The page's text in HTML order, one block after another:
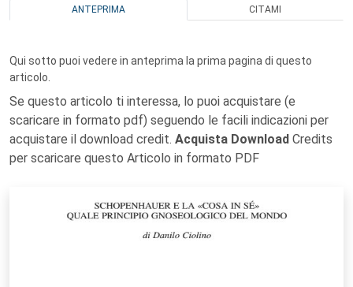
ANTEPRIMA CITAMI
Qui sotto puoi vedere in anteprima la prima pagina di questo
articolo.
Se questo articolo ti interessa, lo puoi acquistare (e
scaricare in formato pdf) seguendo le facili indicazioni per
acquistare il download credit. Acquista Download Credits
per scaricare questo Articolo in formato PDF